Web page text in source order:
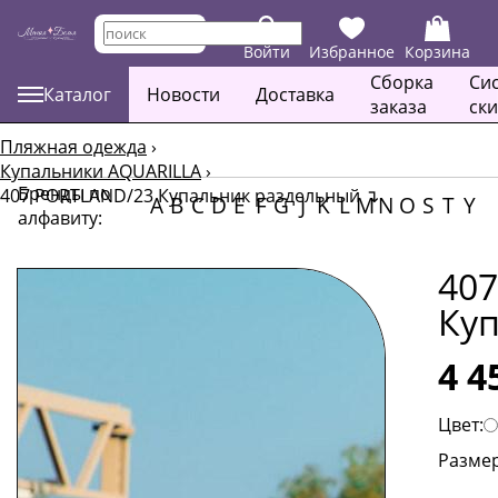
Войти Избранное Корзина
Каталог Новости Доставка
Сборка
заказа
Пляжная одежда ›
Купальники AQUARILLA›
407 PORTLAND/23 Купальник раздельный ↴
Бренды по
алфавиту:
A B C D E F G J K LMN O S T Y
4
Цвет: